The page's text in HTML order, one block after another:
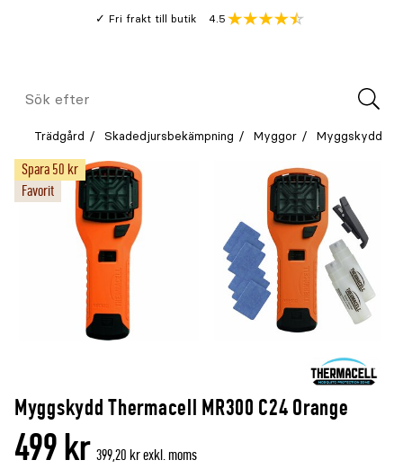
Fri frakt till butik
Genomsnitt
4.5
Meny
Sök
Trädgård Skadedjursbekämpning Myggor Myggskydd
Myggskydd Thermacell MR300 C24 Orange
499 kr 399,20 kr exkl. moms
Spara 50 kr
Favorit